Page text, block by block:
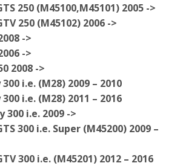
250 (M45100,M45101) 2005 ->
250 (M45102) 2006 ->
->
->
2008 ->
i.e. (M28) 2009 – 2010
i.e. (M28) 2011 – 2016
300 i.e. 2009 ->
300 i.e. Super (M45200) 2009 –
300 i.e. (M45201) 2012 – 2016